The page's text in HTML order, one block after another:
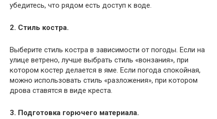
убедитесь, что рядом есть доступ к воде.
2. Стиль костра.
Выберите стиль костра в зависимости от погоды. Если на
улице ветрено, лучше выбрать стиль «вонзания», при
котором костер делается в яме. Если погода спокойная,
можно использовать стиль «разложения», при котором
дрова ставятся в виде креста.
3. Подготовка горючего материала.